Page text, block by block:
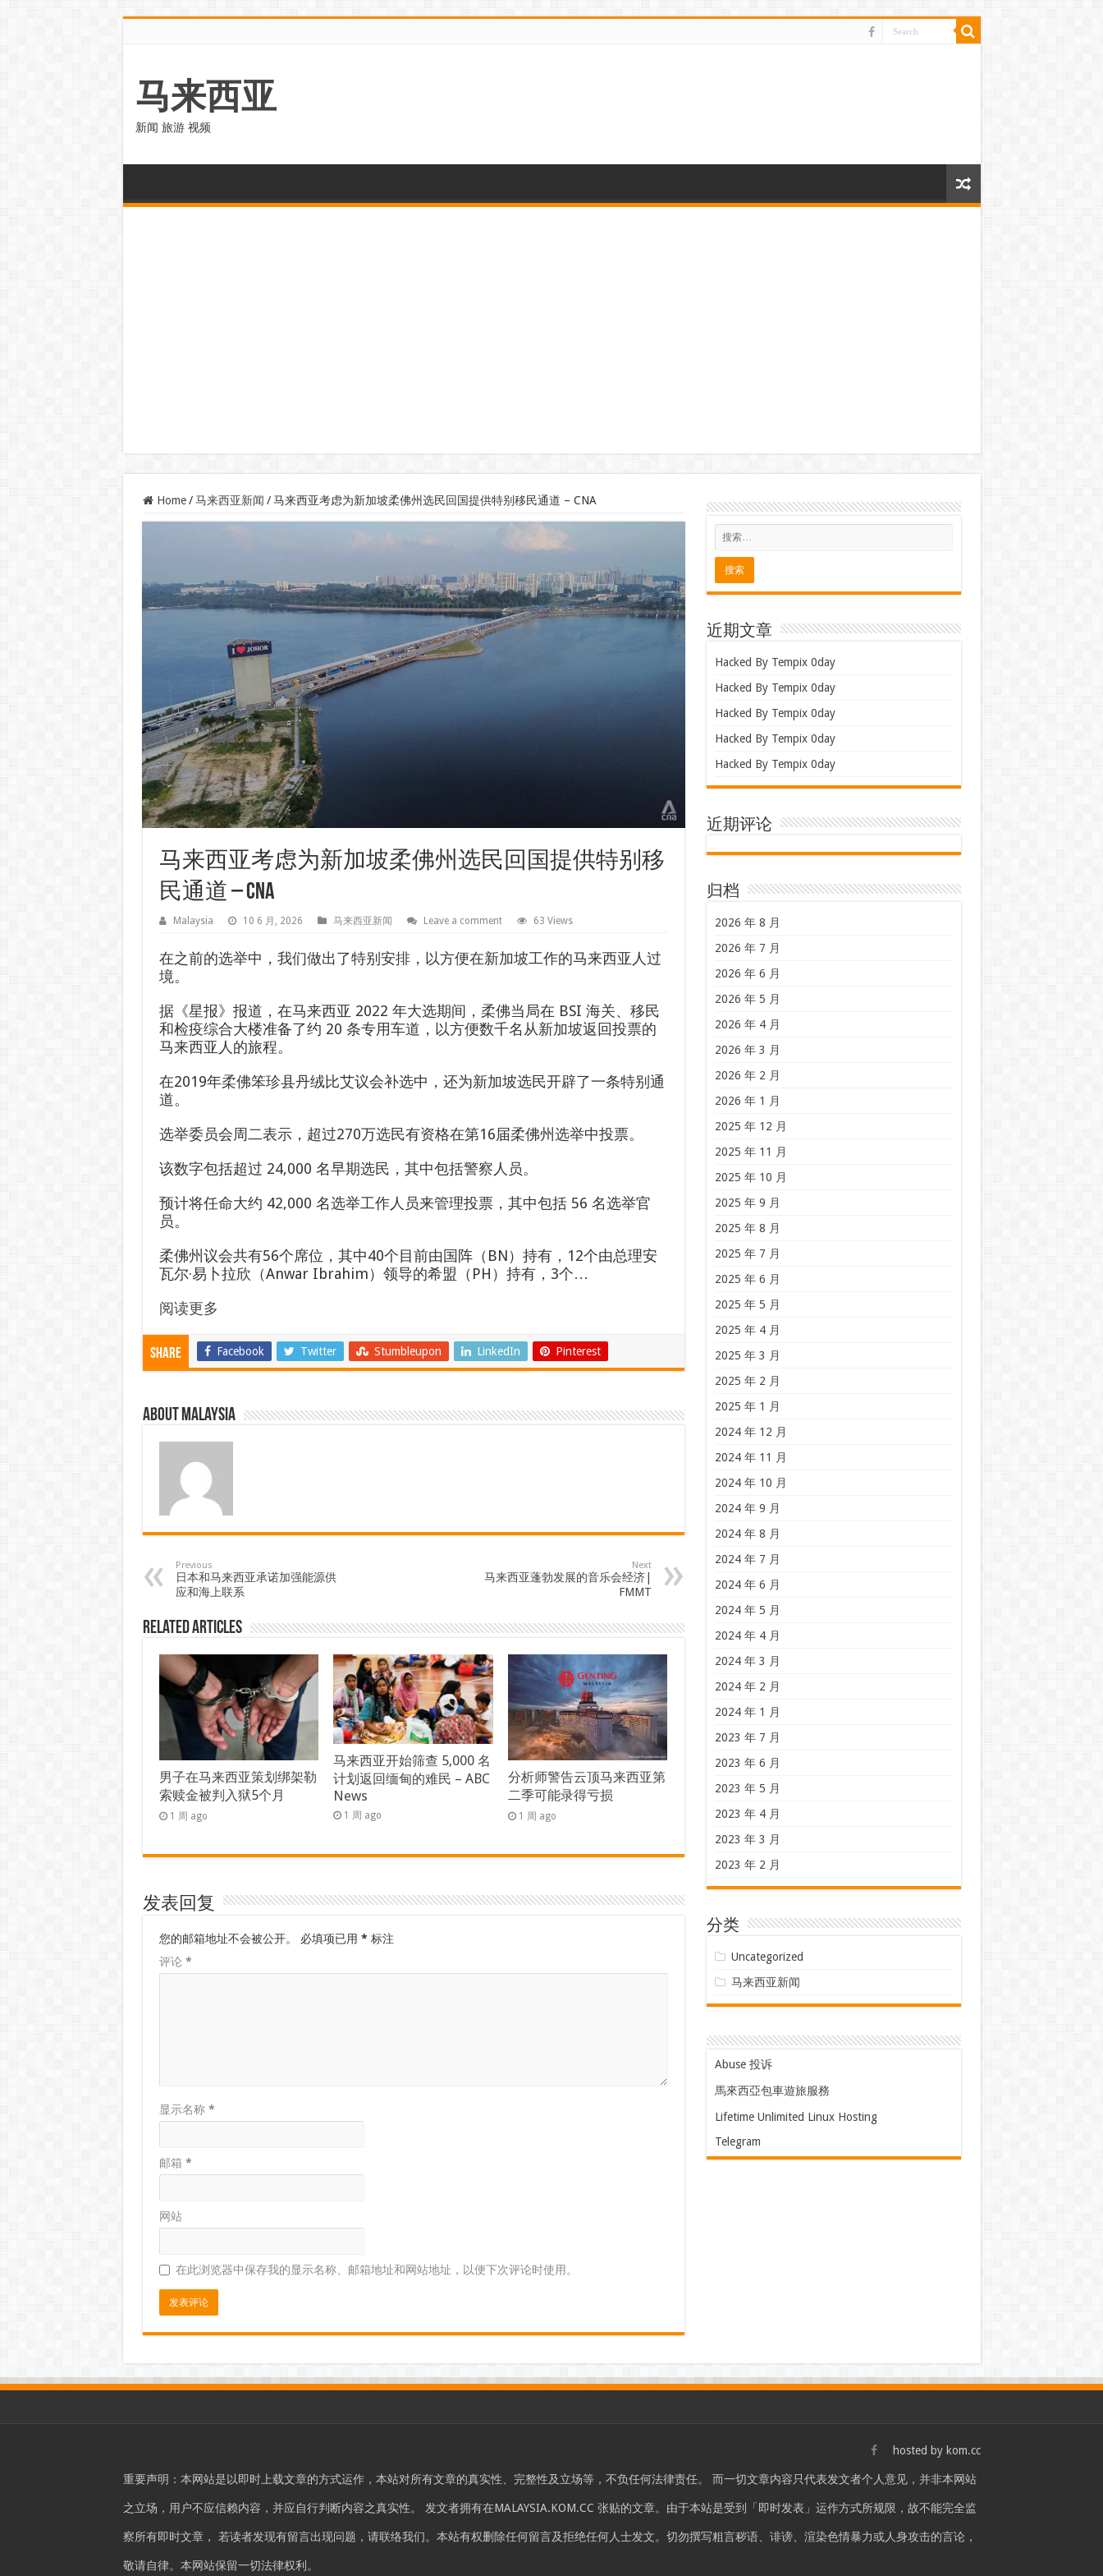
马来西亚
新闻 旅游 视频
Home / 马来西亚新闻 / 马来西亚考虑为新加坡柔佛州选民回国提供特别移民通道 – CNA
马来西亚考虑为新加坡柔佛州选民回国提供特别移
民通道 – CNA
Malaysia 10 6 月, 2026 马来西亚新闻 Leave a comment 63 Views
在之前的选举中，我们做出了特别安排，以方便在新加坡工作的马来西亚人过
境。
据《星报》报道，在马来西亚 2022 年大选期间，柔佛当局在 BSI 海关、移民
和检疫综合大楼准备了约 20 条专用车道，以方便数千名从新加坡返回投票的
马来西亚人的旅程。
在2019年柔佛笨珍县丹绒比艾议会补选中，还为新加坡选民开辟了一条特别通
道。
选举委员会周二表示，超过270万选民有资格在第16届柔佛州选举中投票。
该数字包括超过 24,000 名早期选民，其中包括警察人员。
预计将任命大约 42,000 名选举工作人员来管理投票，其中包括 56 名选举官
员。
柔佛州议会共有56个席位，其中40个目前由国阵（BN）持有，12个由总理安
瓦尔·易卜拉欣（Anwar Ibrahim）领导的希盟（PH）持有，3个…
阅读更多
Share Facebook Twitter Stumbleupon LinkedIn Pinterest
About Malaysia
Previous
日本和马来西亚承诺加强能源供
应和海上联系
Next
马来西亚蓬勃发展的音乐会经济|
FMMT
Related Articles
男子在马来西亚策划绑架勒
索赎金被判入狱5个月
1 周 ago
马来西亚开始筛查 5,000 名
计划返回缅甸的难民 – ABC
News
1 周 ago
分析师警告云顶马来西亚第
二季可能录得亏损
1 周 ago
发表回复
您的邮箱地址不会被公开。 必填项已用 * 标注
评论 *
显示名称 *
邮箱 *
网站
在此浏览器中保存我的显示名称、邮箱地址和网站地址，以便下次评论时使用。
近期文章
Hacked By Tempix 0day
Hacked By Tempix 0day
Hacked By Tempix 0day
Hacked By Tempix 0day
Hacked By Tempix 0day
近期评论
归档
2026 年 8 月
2026 年 7 月
2026 年 6 月
2026 年 5 月
2026 年 4 月
2026 年 3 月
2026 年 2 月
2026 年 1 月
2025 年 12 月
2025 年 11 月
2025 年 10 月
2025 年 9 月
2025 年 8 月
2025 年 7 月
2025 年 6 月
2025 年 5 月
2025 年 4 月
2025 年 3 月
2025 年 2 月
2025 年 1 月
2024 年 12 月
2024 年 11 月
2024 年 10 月
2024 年 9 月
2024 年 8 月
2024 年 7 月
2024 年 6 月
2024 年 5 月
2024 年 4 月
2024 年 3 月
2024 年 2 月
2024 年 1 月
2023 年 7 月
2023 年 6 月
2023 年 5 月
2023 年 4 月
2023 年 3 月
2023 年 2 月
分类
Uncategorized
马来西亚新闻
Abuse 投诉
馬來西亞包車遊旅服務
Lifetime Unlimited Linux Hosting
Telegram
hosted by kom.cc
重要声明：本网站是以即时上载文章的方式运作，本站对所有文章的真实性、完整性及立场等，不负任何法律责任。 而一切文章内容只代表发文者个人意见，并非本网站
之立场，用户不应信赖内容，并应自行判断内容之真实性。 发文者拥有在MALAYSIA.KOM.CC 张贴的文章。由于本站是受到「即时发表」运作方式所规限，故不能完全监
察所有即时文章， 若读者发现有留言出现问题，请联络我们。本站有权删除任何留言及拒绝任何人士发文。切勿撰写粗言秽语、诽谤、渲染色情暴力或人身攻击的言论，
敬请自律。本网站保留一切法律权利。